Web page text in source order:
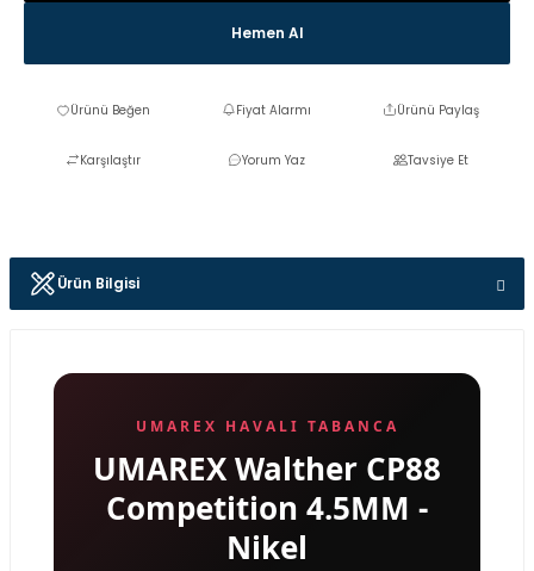
Hemen Al
Fiyat Alarmı Ürünü Paylaş
Karşılaştır Yorum Yaz Tavsiye Et
Ürün Bilgisi
UMAREX HAVALI TABANCA
UMAREX Walther CP88
Competition 4.5MM -
Nikel